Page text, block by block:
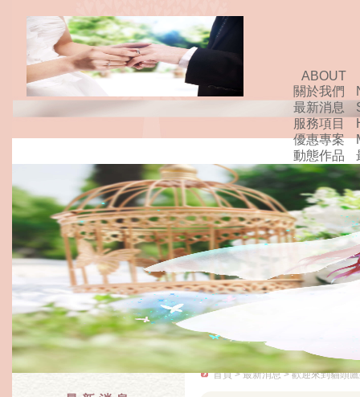
ABOUT
關於我們
最新消息
服務項目
優惠專案
動態作品
首頁>最新消息> 歡迎來到貓頭